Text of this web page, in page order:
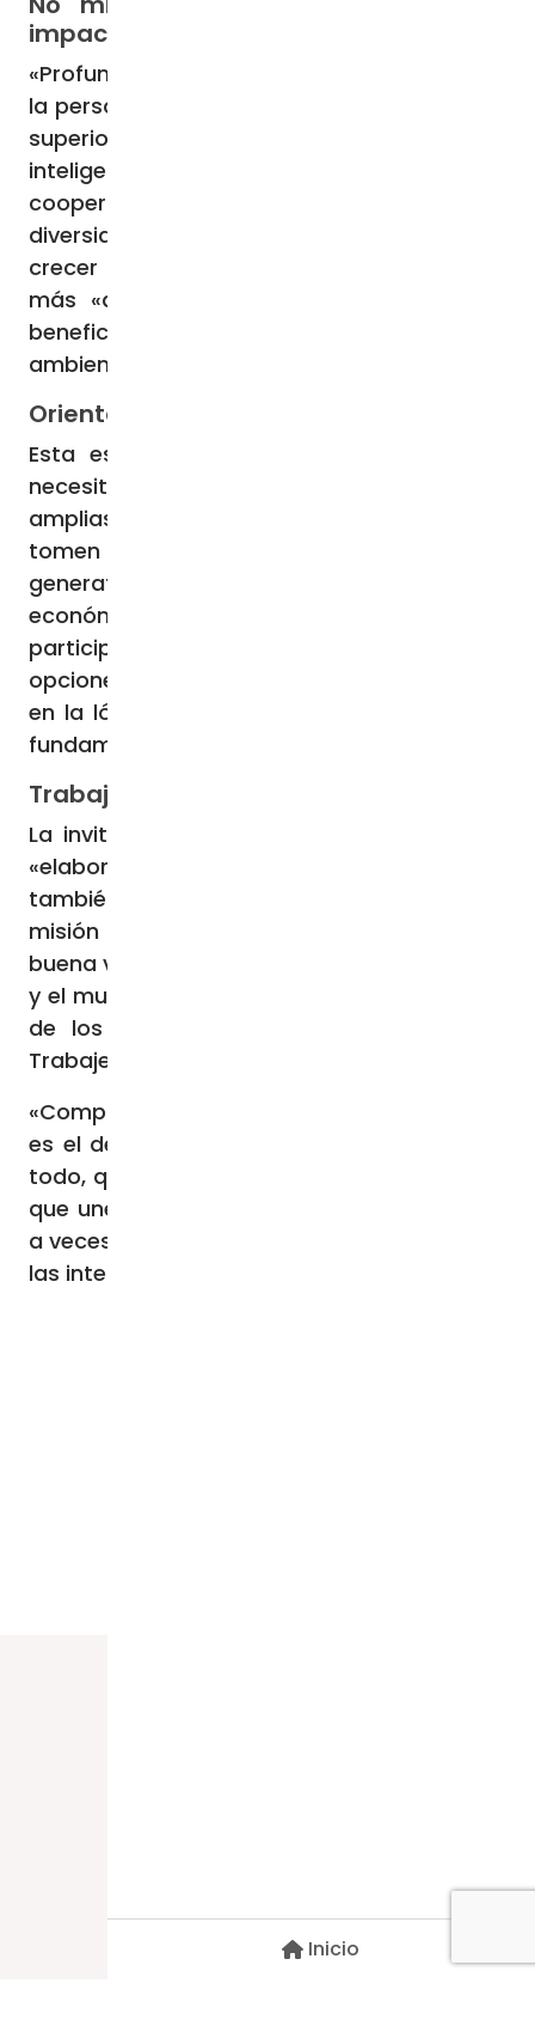
impacto social y medioambiental
«Profundizando en una antropología donde
la persona es capaz de don y de esa forma
superior de racionalidad que es la
inteligencia social, hecha de confianza y
cooperación, podremos llegar a una rica
diversidad de formas de empresa y ver
crecer el número de aquellos empresarios
más «ambiciosos», que no miran sólo el
beneficio sino también el impacto social y
ambiental», asegura el Papa Francisco.
Orientaciones amplias
Esta es la economía «iluminada» que se
necesita hoy. Necesita «orientaciones
amplias, que ayuden a nuestra sociedad y
tomen el camino del bienestar y la
generatividad, y una política, también
económica, enriquecida por la
participación, la ciudadanía activa y las
opciones responsables de los ciudadanos,
en la lógica de la subsidiariedad que es el
fundamento de la democracia».
Trabajar con y para los pobres
La invitación del Pontífice es, por tanto, a
«elaborar teorías en esta dirección», pero
también y sobre todo a «hacer suya la
misión de unir a todos los hombres de
buena voluntad»: «Sepan mirar la economía
y el mundo con los ojos de los más pobres,
de los marginados, de los descartados.
Trabajen con ellos y para ellos».
«Comprométanse con valentía y pasión»,
es el deseo final de Francisco, «pero sobre
todo, que converjan, haciendo prevalecer lo
que une sobre las muchas distinciones que
a veces debilitan la fuerza de la bondad con
las intenciones más nobles».
Inicio